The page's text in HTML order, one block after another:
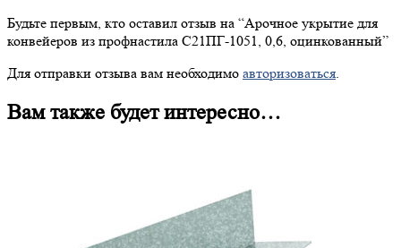
Будьте первым, кто оставил отзыв на “Арочное укрытие для
конвейеров из профнастила С21ПГ-1051, 0,6, оцинкованный”
Для отправки отзыва вам необходимо авторизоваться
Вам также будет интересно…